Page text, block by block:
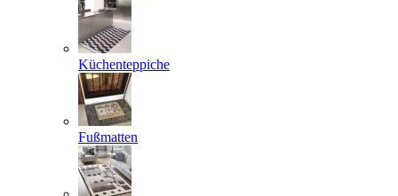
Küchenteppiche
Fußmatten